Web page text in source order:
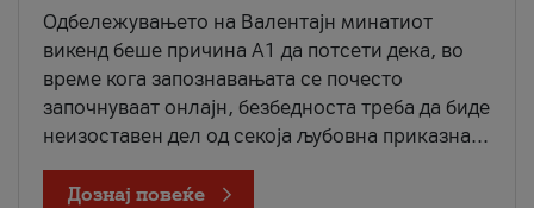
Одбележувањето на Валентајн минатиот
викенд беше причина А1 да потсети дека, во
време кога запознавањата се почесто
започнуваат онлајн, безбедноста треба да биде
неизоставен дел од секоја љубовна приказна...
Дознај повеќе